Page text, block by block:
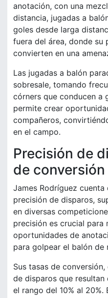
anotación, con una
distancia, jugadas a
goles desde larga
fuera del área, donde su
convierten en una
Las jugadas a balón
sobresale, tomando
córners que conducen a
permite crear
compañeros,
en el campo.
Precisión de
de conversión
James Rodríguez
precisión de disparos,
en diversas
precisión es crucial para
oportunidades de
para golpear el balón de
Sus tasas de
de disparos que resultan
el rango del 10% al